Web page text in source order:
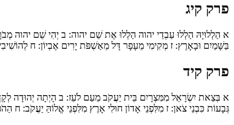
פרק קיג
א הַלְלוּיָהּ הַלְלוּ עַבְדֵי יהוה הַלְלוּ אֶת שֵׁם יהוה: ב יְהִי שֵׁם יהוה
בַּשָּׁמַיִם וּבָאָרֶץ: ז מְקִימִי מֵעָפָר דָּל מֵאַשְׁפֹּת יָרִים אֶבְיוֹן: ח
פרק קיד
א בְּצֵאת יִשְׂרָאֵל מִמִּצְרָיִם בֵּית יַעֲקֹב מֵעַם לֹעֵז: ב הָיְתָה יְהוּדָה
גְּבָעוֹת כִּבְנֵי צֹאן: ז מִלִּפְנֵי אָדוֹן חוּלִי אָרֶץ מִלִּפְנֵי אֱלוֹהַּ יַעֲקֹב: ח